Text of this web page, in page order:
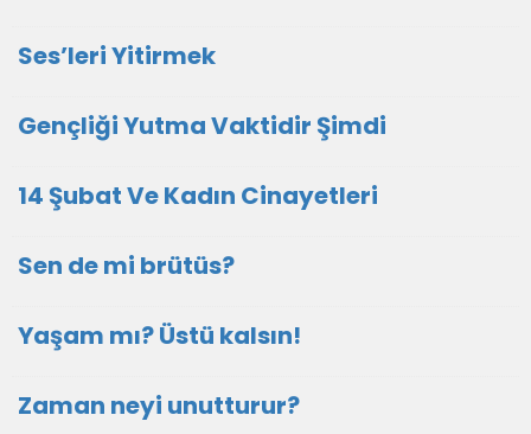
Ses’leri Yitirmek
Gençliği Yutma Vaktidir Şimdi
14 Şubat Ve Kadın Cinayetleri
Sen de mi brütüs?
Yaşam mı? Üstü kalsın!
Zaman neyi unutturur?